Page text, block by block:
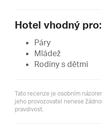
Hotel vhodný pro:
Páry
Mládež
Rodiny s dětmi
Tato recenze je osobním
jeho provozovatel nenese
pravdivost.